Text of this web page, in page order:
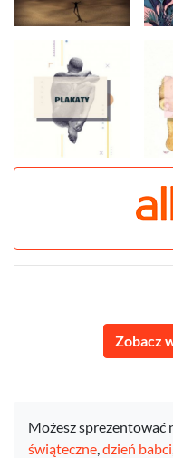
Zobacz
Możesz sprezentować
świąteczne dzień babci